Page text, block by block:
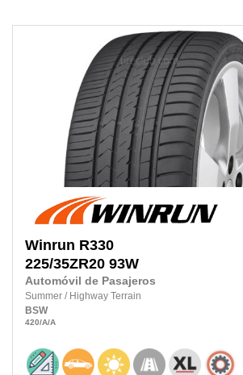
Winrun R330
225/35ZR20 93W
Automóvil de Pasajeros
Summer / Highway Terrain
BSW
420/A/A